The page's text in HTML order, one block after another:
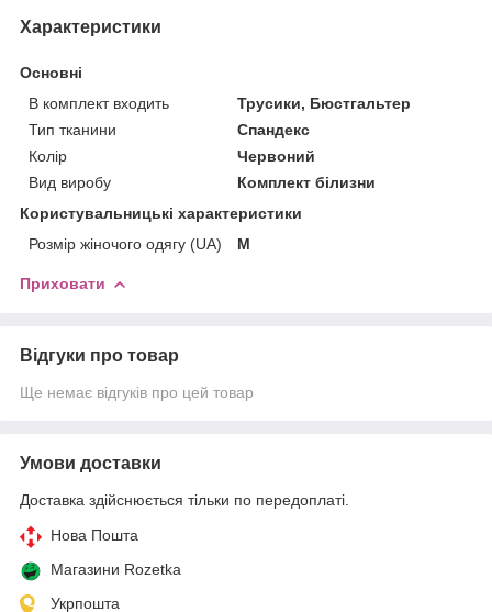
Характеристики
Основні
В комплект входить
Трусики, Бюстгальтер
Тип тканини
Спандекс
Колір
Червоний
Вид виробу
Комплект білизни
Користувальницькі характеристики
Розмір жіночого одягу (UA)
M
Приховати
Відгуки про товар
Ще немає відгуків про цей товар
Умови доставки
Доставка здійснюється тільки по передоплаті.
Нова Пошта
Магазини Rozetka
Укрпошта